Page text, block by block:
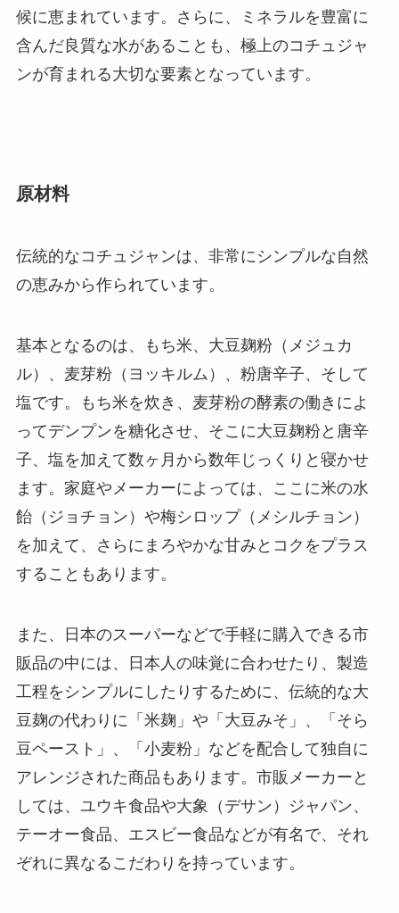
候に恵まれています。さらに、ミネラルを豊富に
含んだ良質な水があることも、極上のコチュジャ
ンが育まれる大切な要素となっています。
原材料
伝統的なコチュジャンは、非常にシンプルな自然
の恵みから作られています。
基本となるのは、もち米、大豆麹粉（メジュカ
ル）、麦芽粉（ヨッキルム）、粉唐辛子、そして
塩です。もち米を炊き、麦芽粉の酵素の働きによ
ってデンプンを糖化させ、そこに大豆麹粉と唐辛
子、塩を加えて数ヶ月から数年じっくりと寝かせ
ます。家庭やメーカーによっては、ここに米の水
飴（ジョチョン）や梅シロップ（メシルチョン）
を加えて、さらにまろやかな甘みとコクをプラス
することもあります。
また、日本のスーパーなどで手軽に購入できる市
販品の中には、日本人の味覚に合わせたり、製造
工程をシンプルにしたりするために、伝統的な大
豆麹の代わりに「米麹」や「大豆みそ」、「そら
豆ペースト」、「小麦粉」などを配合して独自に
アレンジされた商品もあります。市販メーカーと
しては、ユウキ食品や大象（デサン）ジャパン、
テーオー食品、エスビー食品などが有名で、それ
ぞれに異なるこだわりを持っています。